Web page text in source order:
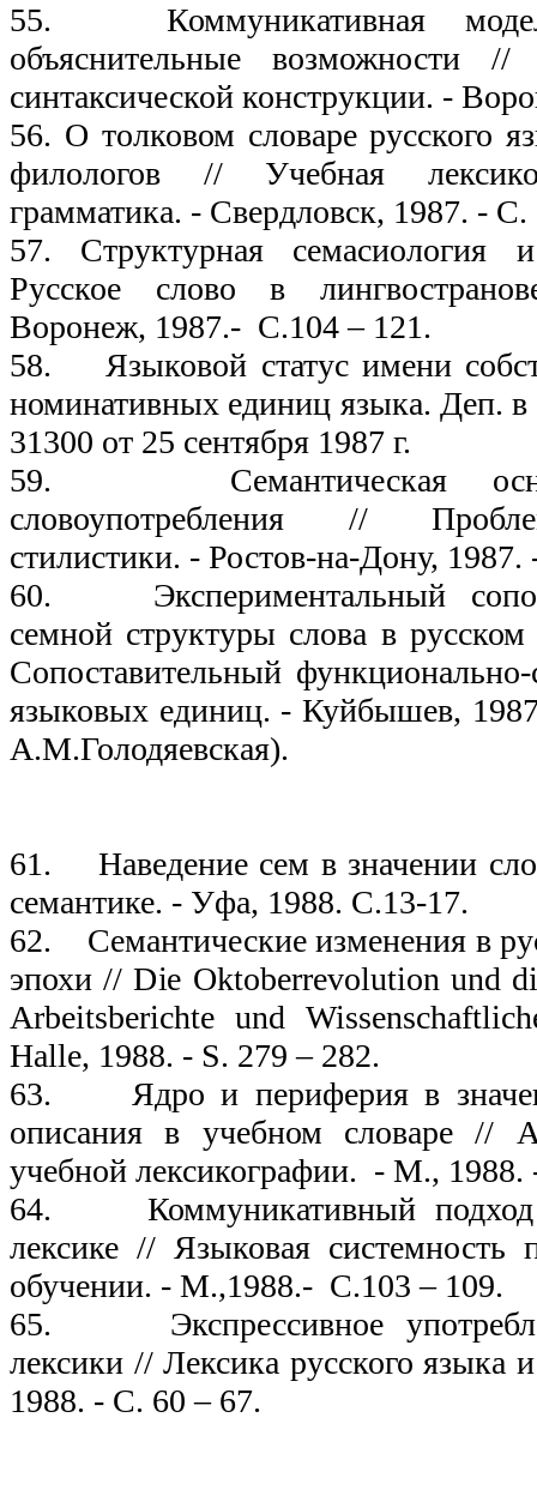
55. Коммуникативная
объяснительные возможности
синтаксической конструкции. -
56. О толковом словаре русского
филологов // Учебная
грамматика. - Свердловск, 1987. - С.
57. Структурная семасиология
Русское слово в
Воронеж, 1987.- С.104 – 121.
58. Языковой статус имени
номинативных единиц языка.
31300 от 25 сентября 1987 г.
59. Семантическая
словоупотребления //
стилистики. - Ростов-на-Дону,
60. Экспериментальный
семной структуры слова в
Сопоставительный
языковых единиц. - Куйбышев,
А.М.Голодяевская).
61. Наведение сем в значении
семантике. - Уфа, 1988. С.13-17.
62. Семантические изменения в
эпохи // Die Oktoberrevolution und
Arbeitsberichte und
Halle, 1988. - S. 279 – 282.
63. Ядро и периферия в
описания в учебном словаре //
учебной лексикографии. - М., 1988.
64. Коммуникативный подход
лексике // Языковая системность
обучении. - М.,1988.- С.103 – 109.
65. Экспрессивное
лексики // Лексика русского языка
1988. - С. 60 – 67.